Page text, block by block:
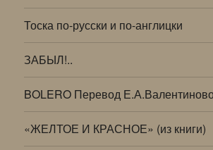
Тоска по-русски и по-англицки
ЗАБЫЛ!..
BOLERO Перевод
«ЖЕЛТОЕ И КРАСНОЕ» (из книги)